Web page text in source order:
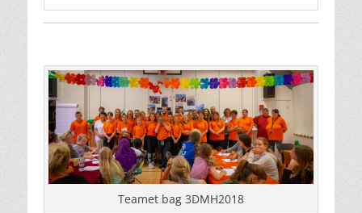
Teamet bag 3DMH2018